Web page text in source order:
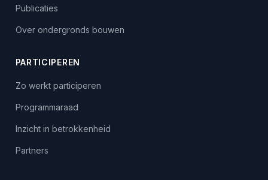
Publicaties
Over ondergronds bouwen
PARTICIPEREN
Zo werkt participeren
Programmaraad
Inzicht in betrokkenheid
Partners